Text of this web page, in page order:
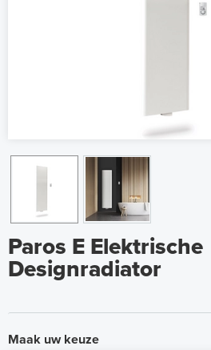
Paros E Elektrische
Designradiator
Maak uw keuze